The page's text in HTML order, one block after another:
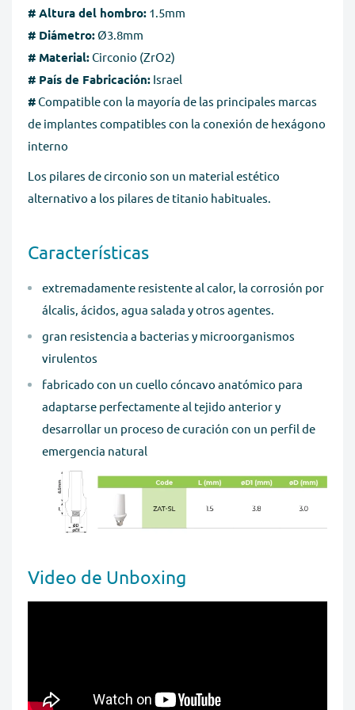
Reembolso completo si no recibe su pedido
recibe su compra en un plazo de 30 días, puede solicitar
un reembolso completo antes de finalizar el pedido.
# Altura del hombro: 1.5mm
# Diámetro:Ø3.8mm
# Material:Circonio (ZrO2)
# País de Fabricación: Israel
#Compatible con la mayoría de las principales marcas
de implantes compatibles con la conexión de hexágono
interno
Los pilares de circonio son un material estético
alternativo a los pilares de titanio habituales.
Características
extremadamente resistente al calor, la corrosión por
álcalis, ácidos, agua salada y otros agentes.
gran resistencia a bacterias y microorganismos
virulentos
fabricado con un cuello cóncavo anatómico para
adaptarse perfectamente al tejido anterior y
desarrollar un proceso de curación con un perfil de
emergencia natural
Video de Unboxing